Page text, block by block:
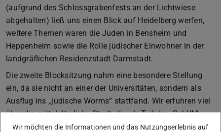
(aufgrund des Schlossgrabenfests an der Lichtwiese
abgehalten) ließ uns einen Blick auf Heidelberg werfen,
weitere Themen waren die Juden in Bensheim und
Heppenheim sowie die Rolle jüdischer Einwohner in der
landgräflichen Residenzstadt Darmstadt.
Die zweite Blocksitzung nahm eine besondere Stellung
ein, da sie nicht an einer der Universitäten, sondern als
Ausflug ins „jüdische Worms“ stattfand. Wir erfuhren viel
über die mittelalterliche Stadt, die als Teil der „SchUM-
Städte“ mit Speyer und Mainz eines der Zentren jüdischen
Wir möchten die Informationen und das Nutzungserlebnis auf